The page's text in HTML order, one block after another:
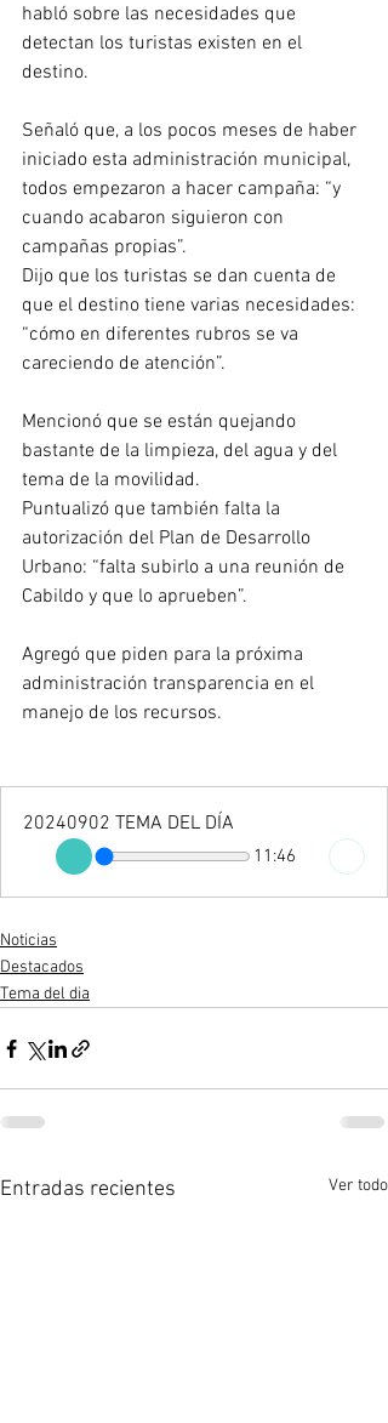
habló sobre las necesidades que
detectan los turistas existen en el
destino.
Señaló que, a los pocos meses de haber
iniciado esta administración municipal,
todos empezaron a hacer campaña: “y
cuando acabaron siguieron con
campañas propias”.
Dijo que los turistas se dan cuenta de
que el destino tiene varias necesidades:
“cómo en diferentes rubros se va
careciendo de atención”.
Mencionó que se están quejando
bastante de la limpieza, del agua y del
tema de la movilidad.
Puntualizó que también falta la
autorización del Plan de Desarrollo
Urbano: “falta subirlo a una reunión de
Cabildo y que lo aprueben”.
Agregó que piden para la próxima
administración transparencia en el
manejo de los recursos.
20240902 TEMA DEL DÍA
11:46
Noticias
Destacados
Tema del dia
Entradas recientes Ver todo